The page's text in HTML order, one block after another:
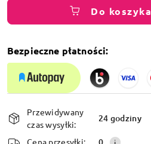
Do koszyka
Bezpieczne płatności:
Dostępność
i
dostawa
Przewidywany
czas wysyłki:
24 godziny
Cena przesyłki: